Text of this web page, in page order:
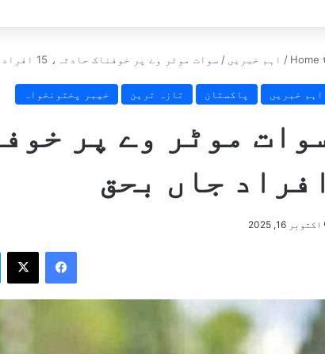
/ اہم خبریں / سوات موٹر وے پر خوفناک حادثہ، 15 افراد جاں بحق
اہم خبریں پاکستان تازہ ترین خیبر پختونخواہ
افراد جاں بحق
اکتوبر 16, 2025